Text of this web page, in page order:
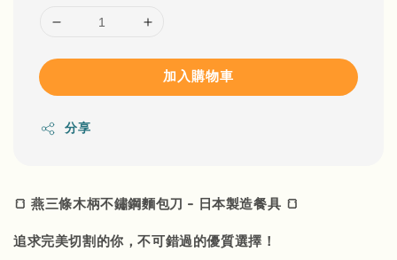
加入購物車
分享
🍞 燕三條木柄不鏽鋼麵包刀 - 日本製造餐具 🍞
追求完美切割的你，不可錯過的優質選擇！